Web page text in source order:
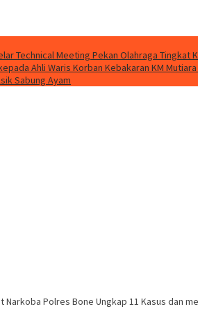
Technical Meeting Pekan Olahraga Tingkat
Ahli Waris Korban Kebakaran KM
Sabung Ayam
Narkoba Polres Bone Ungkap 11 Kasus dan